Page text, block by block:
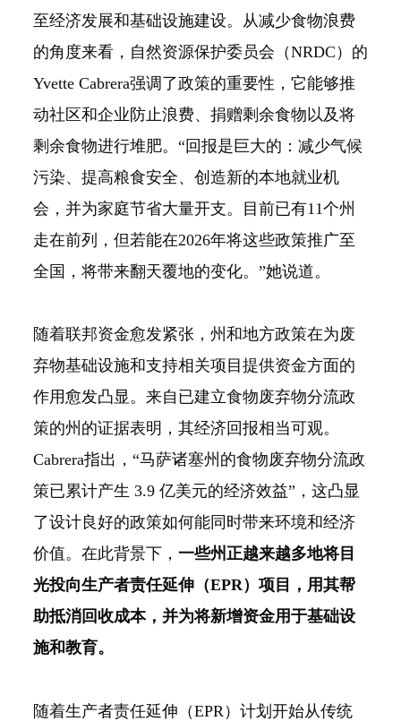
至经济发展和基础设施建设。从减少食物浪费
的角度来看，自然资源保护委员会（NRDC）的
Yvette Cabrera强调了政策的重要性，它能够推
动社区和企业防止浪费、捐赠剩余食物以及将
剩余食物进行堆肥。“回报是巨大的：减少气候
污染、提高粮食安全、创造新的本地就业机
会，并为家庭节省大量开支。目前已有11个州
走在前列，但若能在2026年将这些政策推广至
全国，将带来翻天覆地的变化。”她说道。
随着联邦资金愈发紧张，州和地方政策在为废
弃物基础设施和支持相关项目提供资金方面的
作用愈发凸显。来自已建立食物废弃物分流政
策的州的证据表明，其经济回报相当可观。
Cabrera指出，“马萨诸塞州的食物废弃物分流政
策已累计产生 3.9 亿美元的经济效益”，这凸显
了设计良好的政策如何能同时带来环境和经济
价值。在此背景下， 一些州正越来越多地将目
光投向生产者责任延伸（EPR）项目，用其帮
助抵消回收成本，并为将新增资金用于基础设
施和教育。
随着生产者责任延伸（EPR）计划开始从传统